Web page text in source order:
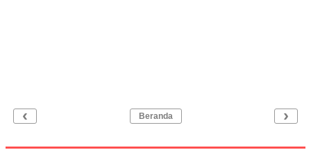
‹ ›
Beranda